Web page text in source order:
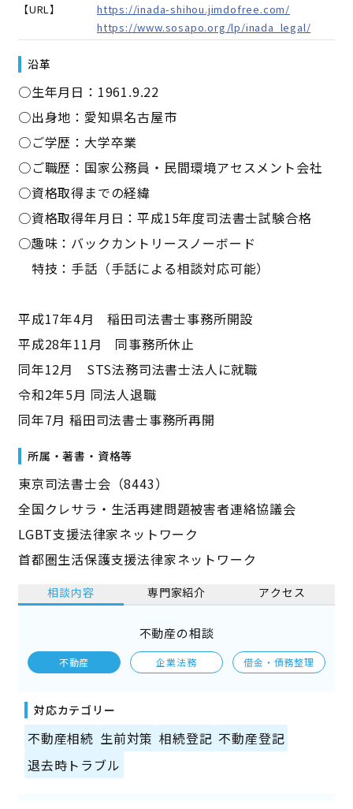
【URL】
https://inada-shihou.jimdofree.com/
https://www.sosapo.org/lp/inada_legal/
沿革
○生年月日：1961.9.22
○出身地：愛知県名古屋市
○ご学歴：大学卒業
○ご職歴：国家公務員・民間環境アセスメント会社
○資格取得までの経緯
○資格取得年月日：平成15年度司法書士試験合格
○趣味：バックカントリースノーボード
特技：手話（手話による相談対応可能）
平成17年4月 稲田司法書士事務所開設
平成28年11月 同事務所休止
同年12月 STS法務司法書士法人に就職
令和2年5月 同法人退職
同年7月 稲田司法書士事務所再開
所属・著書・資格等
東京司法書士会（8443）
全国クレサラ・生活再建問題被害者連絡協議会
LGBT支援法律家ネットワーク
首都圏生活保護支援法律家ネットワーク
相談内容 専門家紹介 アクセス
不動産の相談
不動産 企業法務 借金・債務整理
対応カテゴリー
不動産相続 生前対策 相続登記 不動産登記
退去時トラブル